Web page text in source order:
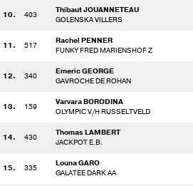
10. 403
Thibaut JOUANNETEAU
GOLENSKA VILLERS
11. 517
Rachel PENNER
FUNKY FRED MARIENSHOF Z
12. 340
Emeric GEORGE
GAVROCHE DE ROHAN
13. 159
Varvara BORODINA
OLYMPIC V/H RUSSELTVELD
14. 430
Thomas LAMBERT
JACKPOT E.B.
15. 335
Louna GARO
GALATEE DARK AA